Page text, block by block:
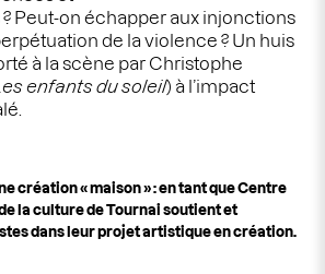
Peut-on échapper aux injonctions
de la violence ? Un huis
à la scène par Christophe
enfants du soleil) à l’impact
création « maison » : en tant que Centre
la culture de Tournai soutient et
dans leur projet artistique en création.